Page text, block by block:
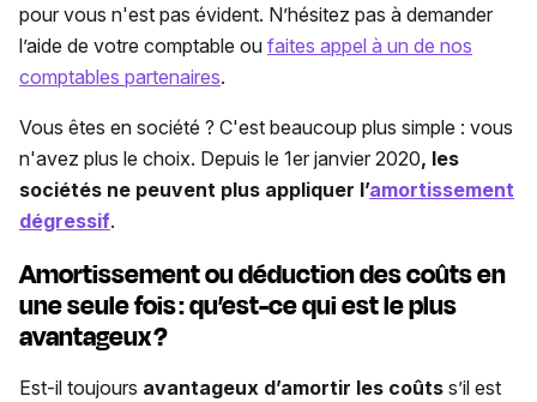
pour vous n'est pas évident. N’hésitez pas à demander
l’aide de votre comptable ou faites appel à un de nos
comptables partenaires.
Vous êtes en société ? C'est beaucoup plus simple : vous
n'avez plus le choix. Depuis le 1er janvier 2020, les
sociétés ne peuvent plus appliquer l’amortissement
dégressif.
Amortissementou déduction des coûtsen
une seule fois : qu’est-ce qui est le plus
avantageux ?
Est-il toujours avantageux d’amortir les coûts s’il est